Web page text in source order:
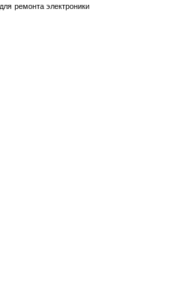
ремонта электроники